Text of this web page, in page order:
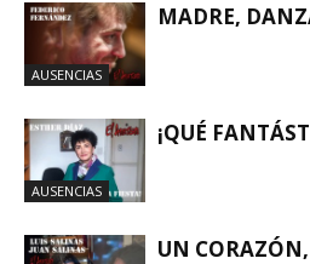
AUSENCIAS
MADRE,
AUSENCIAS
¡QUÉ
UN